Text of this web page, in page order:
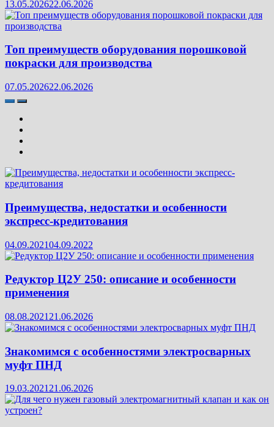
13.05.202622.06.2026
Топ преимуществ оборудования порошковой
покраски для производства
07.05.202622.06.2026
Преимущества, недостатки и особенности
экспресс-кредитования
04.09.202104.09.2022
Редуктор Ц2У 250: описание и особенности
применения
08.08.2021 21.06.2026
Знакомимся с особенностями электросварных
муфт ПНД
19.03.202121.06.2026